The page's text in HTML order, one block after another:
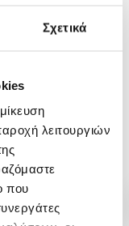
Σχετικά
λειτουργιών
που